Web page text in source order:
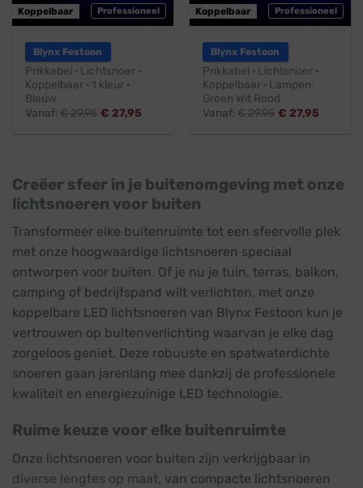
Professioneel
Koppelbaar
Blynx Festoon
Prikkabel · Lichtsnoer ·
Koppelbaar · 1 kleur ·
Blauw
Vanaf:€29,95 € 27,95
Professioneel
Koppelbaar
Blynx Festoon
Prikkabel · Lichtsnoer ·
Koppelbaar · Lampen:
Groen Wit Rood
Vanaf:€29,95 € 27,95
Creëer sfeer in je buitenomgeving met onze
lichtsnoeren voor buiten
Transformeer elke buitenruimte tot een sfeervolle plek
met onze hoogwaardige lichtsnoeren speciaal
ontworpen voor buiten. Of je nu je tuin, terras, balkon,
camping of bedrijfspand wilt verlichten, met onze
koppelbare LED lichtsnoeren van Blynx Festoon kun je
vertrouwen op buitenverlichting waarvan je elke dag
zorgeloos geniet. Deze robuuste en spatwaterdichte
snoeren gaan jarenlang mee dankzij de professionele
kwaliteit en energiezuinige LED technologie.
Ruime keuze voor elke buitenruimte
Onze lichtsnoeren voor buiten zijn verkrijgbaar in
diverse lengtes op maat, van compacte lichtsnoeren